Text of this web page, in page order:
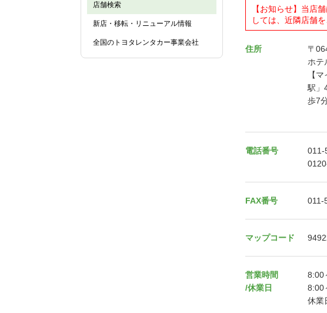
店舗検索
新店・移転・リニューアル情報
全国のトヨタレンタカー事業会社
【お知らせ】当店
しては、近隣店舗
住所
〒
ホテ
【
駅」
歩7
電話番号
011-
FAX番号 011-
マップコード
営業時間
/休業日
8:00
8:00
休業